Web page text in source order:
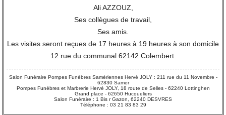
Ali AZZOUZ,
Ses collègues de travail,
Ses amis.
Les visites seront reçues de 17 heures à 19 heures à son domicile
12 rue du communal 62142 Colembert.
Salon Funéraire Pompes Funèbres Samériennes Hervé JOLY : 211 rue du 11 Novembre -
62830 Samer
Pompes Funèbres et Marbrerie Hervé JOLY, 18 route de Selles - 62240 Lottinghen
Grand place - 62650 Hucqueliers
Salon Funéraire : 1 Bis r Gazon, 62240 DESVRES
Téléphone : 03 21 83 83 29